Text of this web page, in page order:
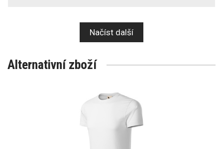
Načíst další
Alternativní zboží